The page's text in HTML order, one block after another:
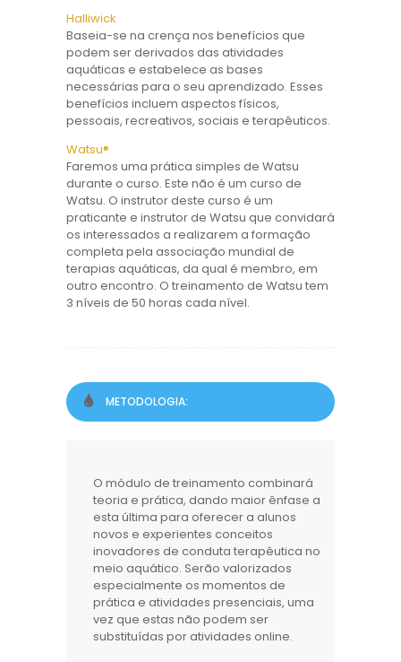
Halliwick
Baseia-se na crença nos benefícios que
podem ser derivados das atividades
aquáticas e estabelece as bases
necessárias para o seu aprendizado. Esses
benefícios incluem aspectos físicos,
pessoais, recreativos, sociais e terapêuticos.
Watsu®
Faremos uma prática simples de Watsu
durante o curso. Este não é um curso de
Watsu. O instrutor deste curso é um
praticante e instrutor de Watsu que convidará
os interessados ​​a realizarem a formação
completa pela associação mundial de
terapias aquáticas, da qual é membro, em
outro encontro. O treinamento de Watsu tem
3 níveis de 50 horas cada nível.
METODOLOGIA:
O módulo de treinamento combinará
teoria e prática, dando maior ênfase a
esta última para oferecer a alunos
novos e experientes conceitos
inovadores de conduta terapêutica no
meio aquático. Serão valorizados
especialmente os momentos de
prática e atividades presenciais, uma
vez que estas não podem ser
substituídas por atividades online.